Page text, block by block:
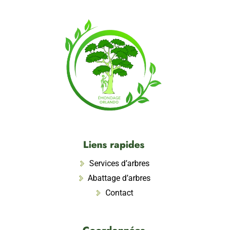
Liens rapides
Services d’arbres
Abattage d’arbres
Contact